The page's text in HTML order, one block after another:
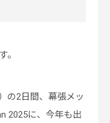
。
の2日間、幕張メッ
2025に、今年も出